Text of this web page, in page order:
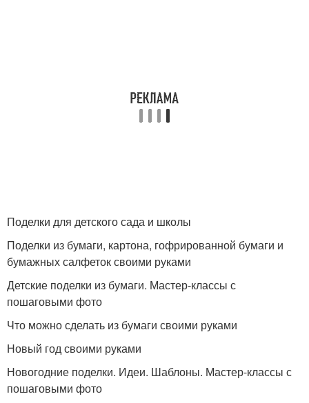
Поделки для детского сада и школы
Поделки из бумаги, картона, гофрированной бумаги и
бумажных салфеток своими руками
Детские поделки из бумаги. Мастер-классы с
пошаговыми фото
Что можно сделать из бумаги своими руками
Новый год своими руками
Новогодние поделки. Идеи. Шаблоны. Мастер-классы с
пошаговыми фото